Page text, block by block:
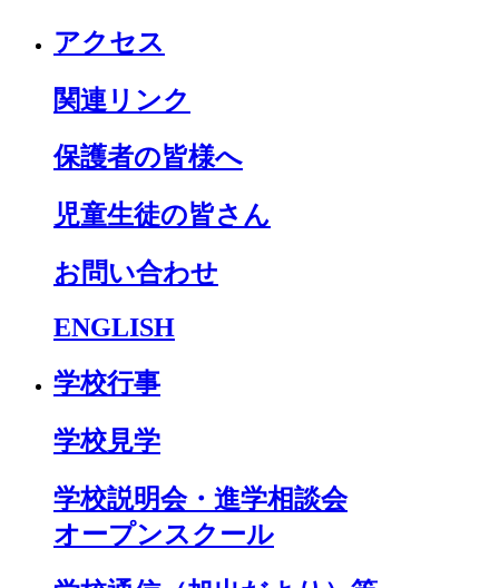
アクセス
関連リンク
保護者の皆様へ
児童生徒の皆さん
お問い合わせ
ENGLISH
学校行事
学校見学
学校説明会・進学相談会
オープンスクール